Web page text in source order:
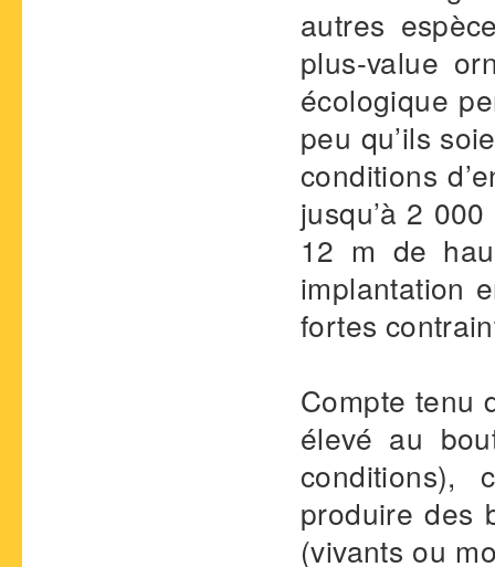
autres
plus-value
écologique
peu qu’ils
conditions
jusqu’à 2
12 m de
implantation
fortes
Compte tenu
élevé au
conditions),
produire des
(vivants ou